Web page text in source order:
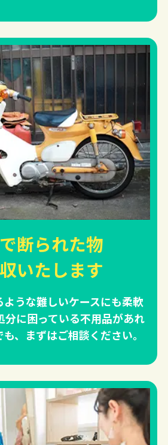
断られた物
いたします
うな難しいケースにも柔軟
分に困っている不用品があれ
、まずはご相談ください。